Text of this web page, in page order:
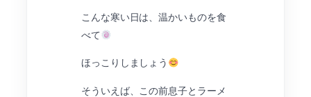
こんな寒い日は、温かいものを食
べて
ほっこりしましょう
そういえば、この前息子とラーメ